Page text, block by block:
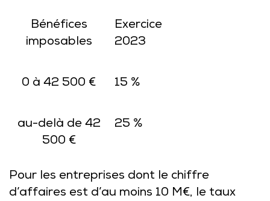
Bénéfices
imposables
Exercice
2023
0 à 42 500 € 15 %
au-delà de 42
500 €
25 %
Pour les entreprises dont le chiffre
d’affaires est d’au moins 10 M€, le taux